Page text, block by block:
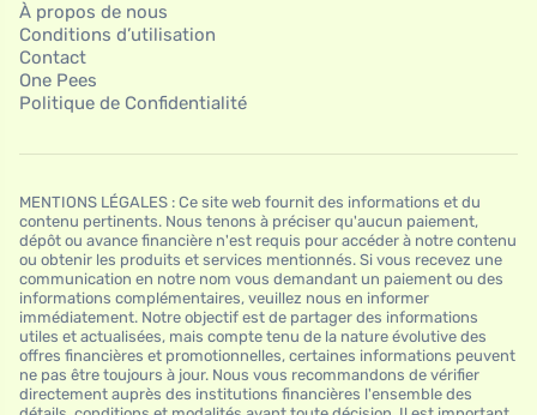
À propos de nous
Conditions d’utilisation
Contact
One Pees
Politique de Confidentialité
MENTIONS LÉGALES : Ce site web fournit des informations et du
contenu pertinents. Nous tenons à préciser qu'aucun paiement,
dépôt ou avance financière n'est requis pour accéder à notre contenu
ou obtenir les produits et services mentionnés. Si vous recevez une
communication en notre nom vous demandant un paiement ou des
informations complémentaires, veuillez nous en informer
immédiatement. Notre objectif est de partager des informations
utiles et actualisées, mais compte tenu de la nature évolutive des
offres financières et promotionnelles, certaines informations peuvent
ne pas être toujours à jour. Nous vous recommandons de vérifier
directement auprès des institutions financières l'ensemble des